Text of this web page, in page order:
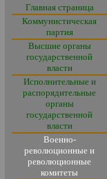
Главная страница
Коммунистическая
партия
Высшие органы
государственной
власти
Исполнительные и
распорядительные
органы
государственной
власти
Военно-
революционные и
революционные
комитеты